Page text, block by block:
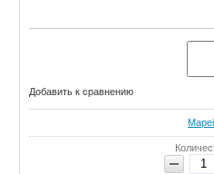
Добавить к сравнению
Mapei